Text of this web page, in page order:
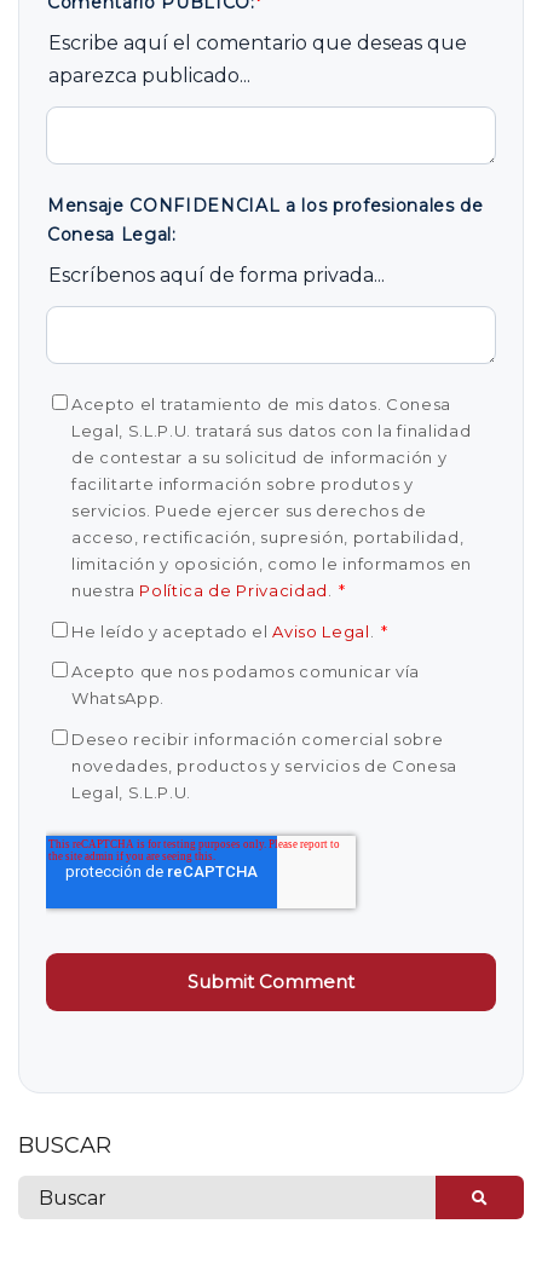
Escribe aquí el comentario que deseas que
aparezca publicado...
Mensaje CONFIDENCIAL a los profesionales de
Conesa Legal:
Escríbenos aquí de forma privada...
Acepto el tratamiento de mis datos. Conesa
Legal, S.L.P.U. tratará sus datos con la finalidad
de contestar a su solicitud de información y
facilitarte información sobre produtos y
servicios. Puede ejercer sus derechos de
acceso, rectificación, supresión, portabilidad,
limitación y oposición, como le informamos en
nuestra Política de Privacidad *
He leído y aceptado elAviso Legal *
Acepto que nos podamos comunicar vía
WhatsApp.
Deseo recibir información comercial sobre
novedades, productos y servicios de Conesa
Legal, S.L.P.U.
BUSCAR